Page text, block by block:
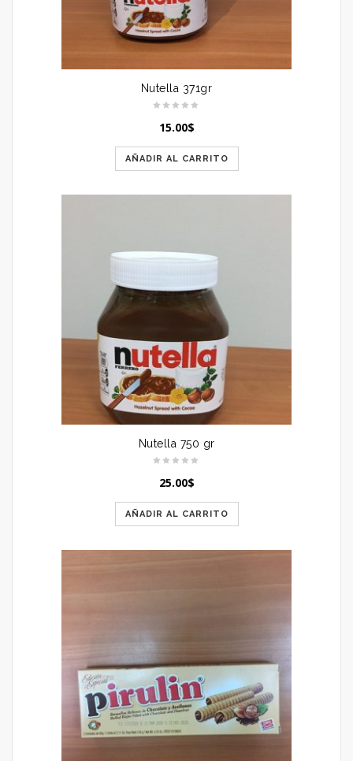
Nutella 371gr
15.00$
AÑADIR AL CARRITO
Nutella 750 gr
25.00$
AÑADIR AL CARRITO